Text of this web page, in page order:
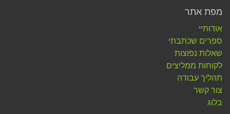
מפת אתר
אודותיי
ספרים שכתבתי
שאלות נפוצות
לקוחות ממליצים
תהליך עבודה
צור קשר
בלוג